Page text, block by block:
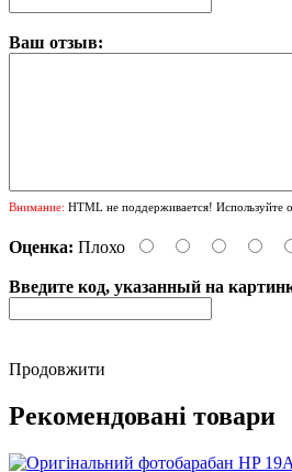
Ваш отзыв:
Внимание: HTML не поддерживается! Используйте
Оценка: Плохо
Введите код, указанный на
Продовжити
Рекомендовані товари